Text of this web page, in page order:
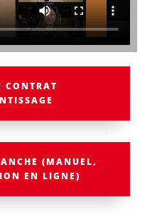
CONTRAT
(MANUEL,
EN LIGNE)